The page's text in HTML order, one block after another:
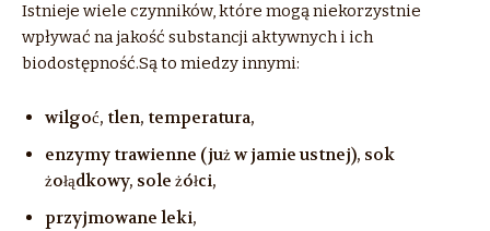
Istnieje wiele czynników, które mogą niekorzystnie
wpływać na jakość substancji aktywnych i ich
biodostępność.Są to miedzy innymi:
wilgoć, tlen, temperatura,
enzymy trawienne (już w jamie ustnej), sok
żołądkowy, sole żółci,
przyjmowane leki,